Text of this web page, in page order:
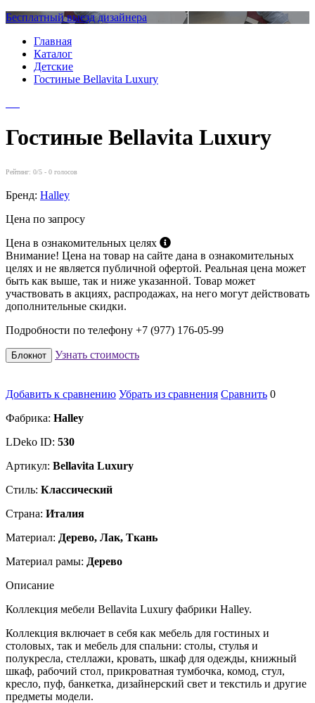
Бесплатный выезд дизайнера
Главная
Каталог
Детские
Гостиные Bellavita Luxury
Гостиные Bellavita Luxury
Рейтинг: 0/5 - 0 голосов
Бренд: Halley
Цена по запросу
Цена в ознакомительных целях
Внимание! Цена на товар на сайте дана в ознакомительных
целях и не является публичной офертой. Реальная цена может
быть как выше, так и ниже указанной. Товар может
участвовать в акциях, распродажах, на него могут действовать
дополнительные скидки.
Подробности по телефону +7 (977) 176-05-99
Блокнот Узнать стоимость
Добавить к сравнению Убрать из сравнения Сравнить 0
Фабрика: Halley
LDeko ID: 530
Артикул: Bellavita Luxury
Стиль: Классический
Страна: Италия
Материал: Дерево, Лак, Ткань
Материал рамы: Дерево
Описание
Коллекция мебели Bellavita Luxury фабрики Halley.
Коллекция включает в себя как мебель для гостиных и
столовых, так и мебель для спальни: столы, стулья и
полукресла, стеллажи, кровать, шкаф для одежды, книжный
шкаф, рабочий стол, прикроватная тумбочка, комод, стул,
кресло, пуф, банкетка, дизайнерский свет и текстиль и другие
предметы модели.